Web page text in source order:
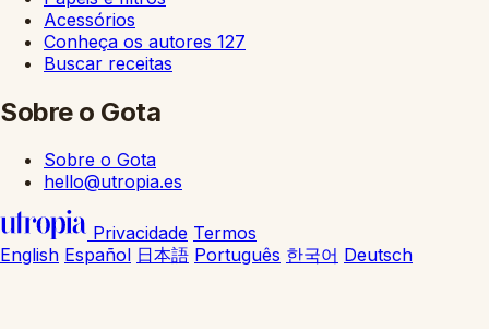
Acessórios
Conheça os autores 127
Buscar receitas
Sobre o Gota
Sobre o Gota
hello@utropia.es
Privacidade Termos
English Español 日本語 Português 한국어 Deutsch